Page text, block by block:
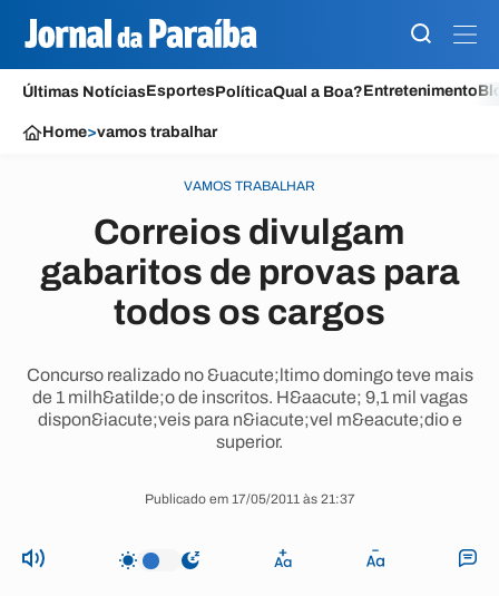
Últimas NotíciasEsportesPolíticaQual a Boa?Entretenimento
Home>vamos trabalhar
VAMOS TRABALHAR
Correios divulgam
gabaritos de provas para
todos os cargos
Concurso realizado no &uacute;ltimo domingo teve mais
de 1 milh&atilde;o de inscritos. H&aacute; 9,1 mil vagas
dispon&iacute;veis para n&iacute;vel m&eacute;dio e
superior.
Publicado em 17/05/2011 às 21:37